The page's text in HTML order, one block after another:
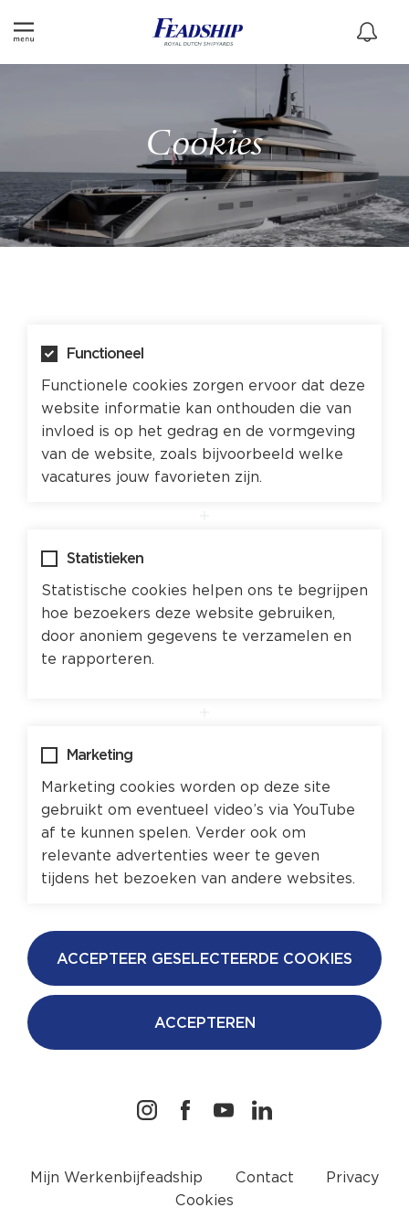
Cookies
Functioneel
Functionele cookies zorgen ervoor dat deze
website informatie kan onthouden die van
invloed is op het gedrag en de vormgeving
van de website, zoals bijvoorbeeld welke
vacatures jouw favorieten zijn.
Statistieken
Statistische cookies helpen ons te begrijpen
hoe bezoekers deze website gebruiken,
door anoniem gegevens te verzamelen en
te rapporteren.
Marketing
Marketing cookies worden op deze site
gebruikt om eventueel video’s via YouTube
af te kunnen spelen. Verder ook om
relevante advertenties weer te geven
tijdens het bezoeken van andere websites.
ACCEPTEER GESELECTEERDE COOKIES
ACCEPTEREN
Mijn Werkenbijfeadship Contact
Privacy
Cookies